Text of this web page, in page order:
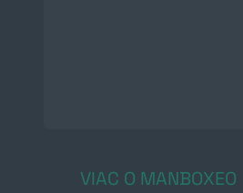
VIAC O MANBOXEO